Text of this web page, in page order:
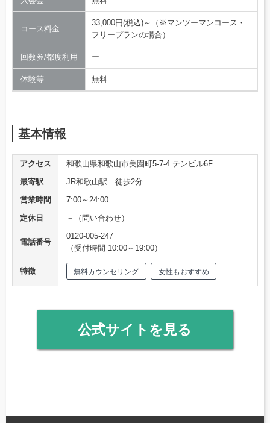
コース料金
33,000円(税込)～（※マンツーマンコース・
フリープランの場合）
回数券/都度利用 ー
体験等 無料
基本情報
アクセス
和歌山県和歌山市美園町5-7-4 テンビル6F
最寄駅
JR和歌山駅 徒歩2分
営業時間
7:00～24:00
定休日
－（問い合わせ）
電話番号
0120-005-247
（受付時間 10:00～19:00）
特徴 無料カウンセリング 女性もおすすめ
公式サイトを見る